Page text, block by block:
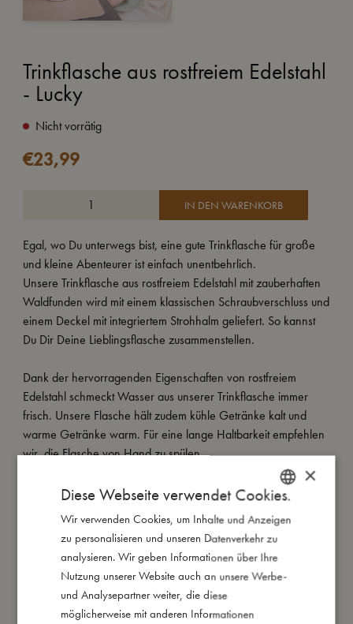
Trinkflasche aus rostfreiem Edelstahl
- Lucky
Nicht vorrätig
€23,99
IN DEN WARENKORB
Egal, wo Du unterwegs bist, eine gute Trinkflasche für große
und kleine Abenteurer ist einfach unentbehrlich.
Unsere Trinkflasche aus rostfreiem Edelstahl mit zauberhaften
Waldfunden wird mit einem klassischen Schraubverschluss und
einem Deckel mit integriertem Strohhalm geliefert. So kannst
Du Dir Deine Lieblingsflasche zusammenstellen.
Dank der hervorragenden Eigenschaften von rostfreiem
Edelstahl schmeckt Wasser aus unserer Trinkflasche immer
frisch. Unsere Flasche hält zudem kühle Getränke kalt und
warme Getränke warm. Für eine lange Haltbarkeit empfehlen
wir, die Flasche von Hand zu spülen.
Meine besonderen Merkmale:
- Rostfreier Edelstahl hält Getränke bis zu 12 Stunden warm
oder kalt.
- Enthält einen klassischen Schraubverschluss und einen
Deckel mit integriertem Strohhalm.
DANISH
ENGLISH
GERMAN
×
Diese Webseite verwendet Cookies.
Wir verwenden Cookies, um Inhalte und Anzeigen
zu personalisieren und unseren Datenverkehr zu
analysieren. Wir geben Informationen über Ihre
Nutzung unserer Website auch an unsere Werbe-
und Analysepartner weiter, die diese
möglicherweise mit anderen Informationen